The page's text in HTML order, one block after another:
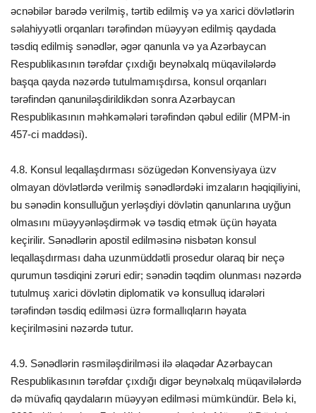
əcnəbilər barədə verilmiş, tərtib edilmiş və ya xarici dövlətlərin
səlahiyyətli orqanları tərəfindən müəyyən edilmiş qaydada
təsdiq edilmiş sənədlər, əgər qanunla və ya Azərbaycan
Respublikasının tərəfdar çıxdığı beynəlxalq müqavilələrdə
başqa qayda nəzərdə tutulmamışdırsa, konsul orqanları
tərəfindən qanuniləşdirildikdən sonra Azərbaycan
Respublikasının məhkəmələri tərəfindən qəbul edilir (MPM-in
457-ci maddəsi).
4.8. Konsul leqallaşdırması sözügedən Konvensiyaya üzv
olmayan dövlətlərdə verilmiş sənədlərdəki imzaların həqiqiliyini,
bu sənədin konsulluğun yerləşdiyi dövlətin qanunlarına uyğun
olmasını müəyyənləşdirmək və təsdiq etmək üçün həyata
keçirilir. Sənədlərin apostil edilməsinə nisbətən konsul
leqallaşdırması daha uzunmüddətli prosedur olaraq bir neçə
qurumun təsdiqini zəruri edir; sənədin təqdim olunması nəzərdə
tutulmuş xarici dövlətin diplomatik və konsulluq idarələri
tərəfindən təsdiq edilməsi üzrə formallıqların həyata
keçirilməsini nəzərdə tutur.
4.9. Sənədlərin rəsmiləşdirilməsi ilə əlaqədar Azərbaycan
Respublikasının tərəfdar çıxdığı digər beynəlxalq müqavilələrdə
də müvafiq qaydaların müəyyən edilməsi mümkündür. Belə ki,